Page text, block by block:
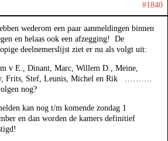
#1840
wederom een paar aanmeldingen binnen
en helaas ook een afzegging! De
deelnemerslijst ziet er nu als volgt uit:
v E., Dinant, Marc, Willem D., Meine,
Frits, Stef, Leunis, Michel en Rik ……….
nog?
kan nog t/m komende zondag 1
en dan worden de kamers definitief